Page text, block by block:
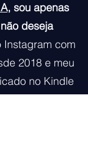
, sou apenas
deseja
Instagram com
2018 e meu
no Kindle